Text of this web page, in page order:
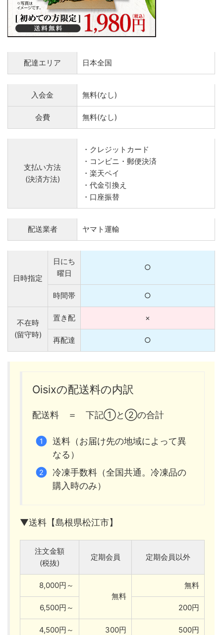
配達エリア 日本全国
入会金 無料(なし)
会費 無料(なし)
支払い方法
(決済方法)
・クレジットカード
・コンビニ・郵便決済
・楽天ペイ
・代金引換え
・口座振替
配送業者 ヤマト運輸
日時指定
日にち
曜日
○
時間帯 ○
不在時
(留守時)
置き配 ×
再配達 ○
Oisixの配送料の内訳
配送料 ＝ 下記①と②の合計
送料（お届け先の地域によって異
なる）
冷凍手数料（全国共通。冷凍品の
購入時のみ）
▼送料【島根県松江市】
注文金額
(税抜)
定期会員 定期会員以外
8,000円～
無料
無料
6,500円～ 200円
4,500円～ 300円 500円